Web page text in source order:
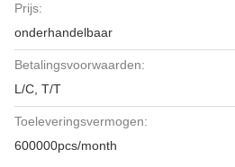
Prijs:
onderhandelbaar
Betalingsvoorwaarden:
L/C, T/T
Toeleveringsvermogen:
600000pcs/month